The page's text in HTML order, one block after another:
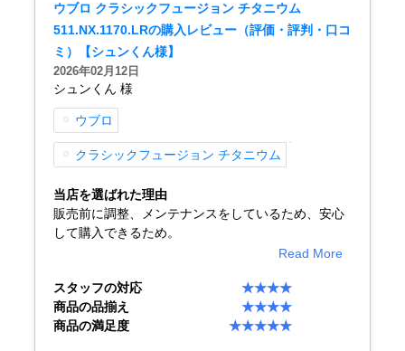
外装仕上げについて
電池交換について
GINZA RASINの中古腕時計について
受賞歴
ウブロ クラシックフュージョン チタニウム
511.NX.1170.LRの購入レビュー（評価・評判・口コ
ミ）【シュンくん様】
2026年02月12日
シュンくん 様
ウブロ
クラシックフュージョン チタニウム
当店を選ばれた理由
販売前に調整、メンテナンスをしているため、安心
して購入できるため。
Read More
スタッフの対応
★★★★
商品の品揃え
★★★★
商品の満足度
★★★★★